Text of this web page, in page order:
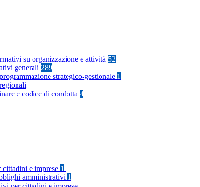
su organizzazione e attività 52
generali 289
strategico-gestionale 1
e codice di condotta 4
e imprese 1
amministrativi 1